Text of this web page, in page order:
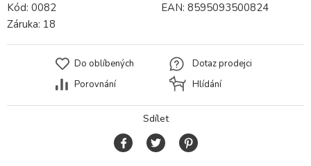
Kód: 0082 EAN: 8595093500824
Záruka: 18
Do oblíbených
Porovnání
Dotaz prodejci
Hlídání
Sdílet